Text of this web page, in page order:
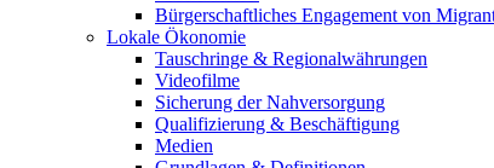
Bürgerschaftliches Engagement von
Lokale Ökonomie
Tauschringe & Regionalwährungen
Videofilme
Sicherung der Nahversorgung
Qualifizierung & Beschäftigung
Medien